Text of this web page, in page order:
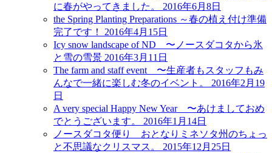
に春がやってきました。
2016年6月8日
the Spring Planting Preparations ～春の植え付け準備
完了です！
2016年4月15日
Icy snow landscape of ND 〜ノースダコタから氷
と雪の雪景 2016年3月11日
The farm and staff event 〜生産者もスタッフもみ
んなで一緒に楽しむ冬のイベント。
2016年2月19
日
A very special Happy New Year 〜あけましておめ
でとうございます。
2016年1月14日
ノースダコタ便り おとなりミネソタ州のちょっ
と不思議なクリスマス。
2015年12月25日